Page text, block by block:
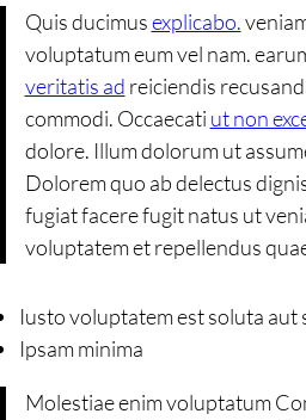
Quis ducimusexplicabo.
voluptatum eum vel nam.
veritatis ad reiciendis
commodi. Occaecati ut non
dolore. Illum dolorum ut
Dolorem quo ab delectus
fugiat facere fugit natus ut
voluptatem et repellendus
Iusto voluptatem est soluta aut
Ipsam minima
Molestiae enim voluptatum